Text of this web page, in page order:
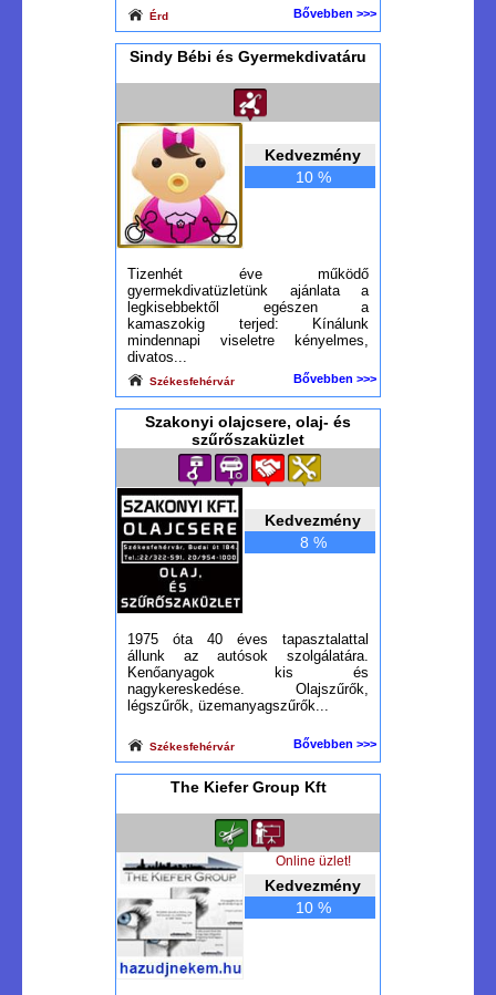
Érd Bővebben >>>
Sindy Bébi és Gyermekdivatáru
Kedvezmény
10 %
Tizenhét éve működő
gyermekdivatüzletünk ajánlata a
legkisebbektől egészen a
kamaszokig terjed: Kínálunk
mindennapi viseletre kényelmes,
divatos...
Székesfehérvár Bővebben >>>
Szakonyi olajcsere, olaj- és
szűrőszaküzlet
Kedvezmény
8 %
1975 óta 40 éves tapasztalattal
állunk az autósok szolgálatára.
Kenőanyagok kis és
nagykereskedése. Olajszűrők,
légszűrők, üzemanyagszűrők...
Székesfehérvár Bővebben >>>
The Kiefer Group Kft
Kedvezmény
10 %
Online üzlet!